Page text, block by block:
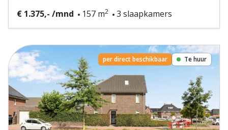
€ 1.375,- /mnd 157 m2 3 slaapkamers
per direct beschikbaar Te huur